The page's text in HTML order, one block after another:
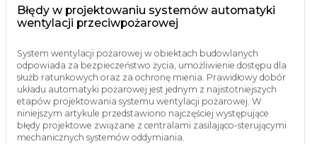
Błędy w projektowaniu systemów automatyki
wentylacji przeciwpożarowej
System wentylacji pożarowej w obiektach budowlanych
odpowiada za bezpieczeństwo życia, umożliwienie dostępu dla
służb ratunkowych oraz za ochronę mienia. Prawidłowy dobór
układu automatyki pożarowej jest jednym z najistotniejszych
etapów projektowania systemu wentylacji pożarowej. W
niniejszym artykule przedstawiono najczęściej występujące
błędy projektowe związane z centralami zasilająco-sterującymi
mechanicznych systemów oddymiania.